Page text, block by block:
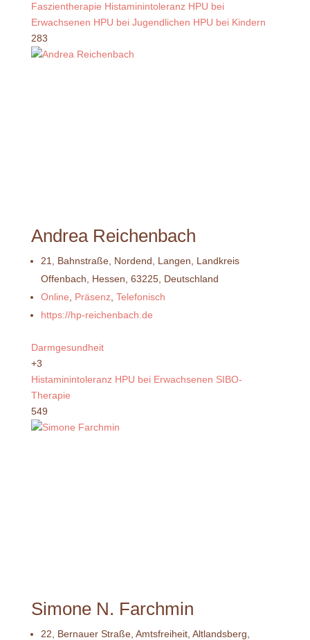
Faszientherapie Histaminintoleranz HPU bei
Erwachsenen HPU bei Jugendlichen HPU bei Kindern
283
Andrea Reichenbach
21, Bahnstraße, Nordend, Langen, Landkreis
Offenbach, Hessen, 63225, Deutschland
Online
Präsenz Telefonisch
https://hp-reichenbach.de
Darmgesundheit
+3
Histaminintoleranz HPU bei Erwachsenen SIBO-
Therapie
549
Simone N. Farchmin
22, Bernauer Straße, Amtsfreiheit, Altlandsberg,